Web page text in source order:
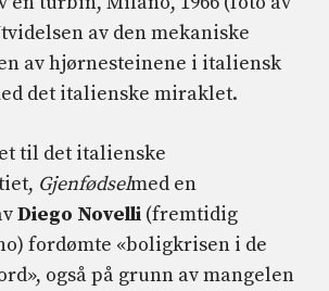
til det italienske
Gjenfødselmed en
Diego Novelli (fremtidig
fordømte «boligkrisen i de
også på grunn av mangelen